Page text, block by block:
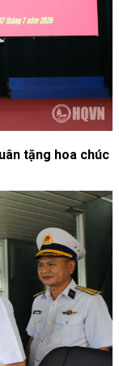
tặng hoa chúc